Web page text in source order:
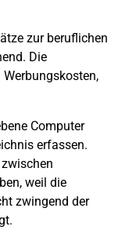
zur beruflichen
Die
Computer
erfassen.
weil die
zwingend der